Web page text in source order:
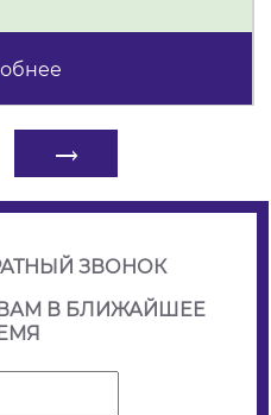
→
ЗВОНОК
В БЛИЖАЙШЕЕ